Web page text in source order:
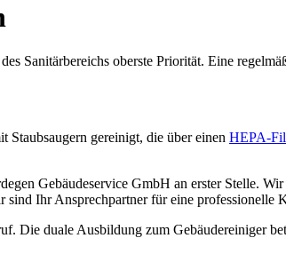
Sanitärbereichs oberste Priorität. Eine
gereinigt, die über einen HEPA-
Gebäudeservice GmbH an erster Stelle.
Ihr Ansprechpartner für eine professionelle
Die duale Ausbildung zum Gebäudereiniger